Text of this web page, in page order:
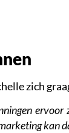
zich
kan